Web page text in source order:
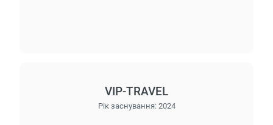
VIP-TRAVEL
Рік заснування: 2024